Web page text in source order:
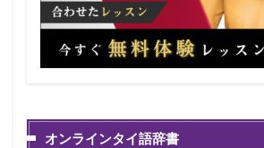
オンラインタイ語辞書